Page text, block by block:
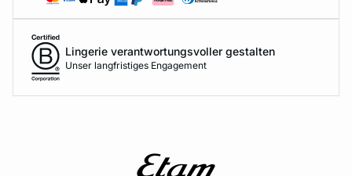
Lingerie verantwortungsvoller gestalten
Unser langfristiges Engagement